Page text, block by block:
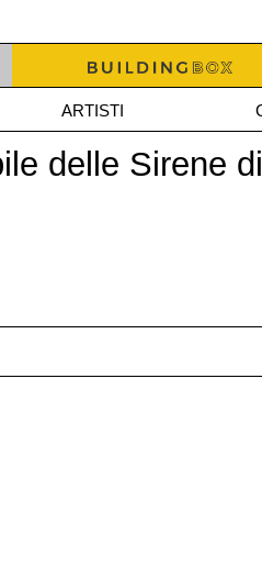
ARTISTI
delle Sirene